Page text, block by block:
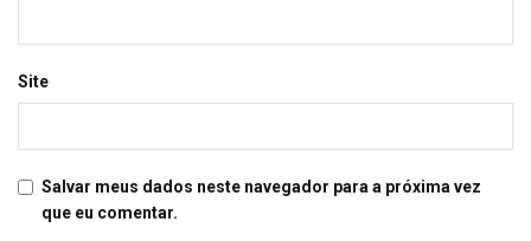
Site
Salvar meus dados neste navegador para a próxima vez
que eu comentar.